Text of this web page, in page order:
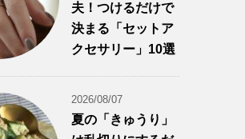
夫！つけるだけで
決まる「セットア
クセサリー」10選
2026/08/07
夏の「きゅうり」